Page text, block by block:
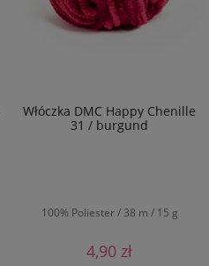
Włóczka DMC Happy Chenille
31 / burgund
100% Poliester / 38 m / 15 g
4,90 zł